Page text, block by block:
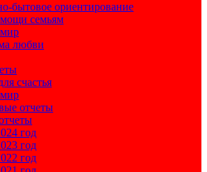
бытовое ориентирование
семьям
любви
счастья
отчеты
год
год
год